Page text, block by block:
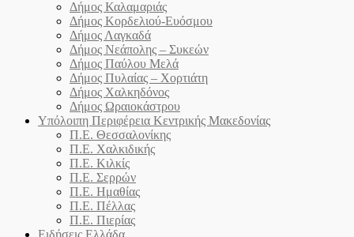
Δήμος Καλαμαριάς
Δήμος Κορδελιού-Ευόσμου
Δήμος Λαγκαδά
Δήμος Νεάπολης – Συκεών
Δήμος Παύλου Μελά
Δήμος Πυλαίας – Χορτιάτη
Δήμος Χαλκηδόνος
Δήμος Ωραιοκάστρου
Υπόλοιπη Περιφέρεια Κεντρικής Μακεδονίας
Π.Ε. Θεσσαλονίκης
Π.Ε. Χαλκιδικής
Π.Ε. Κιλκίς
Π.Ε. Σερρών
Π.Ε. Ημαθίας
Π.Ε. Πέλλας
Π.Ε. Πιερίας
Ειδήσεις Ελλάδα